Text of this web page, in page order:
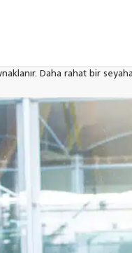
Daha rahat bir